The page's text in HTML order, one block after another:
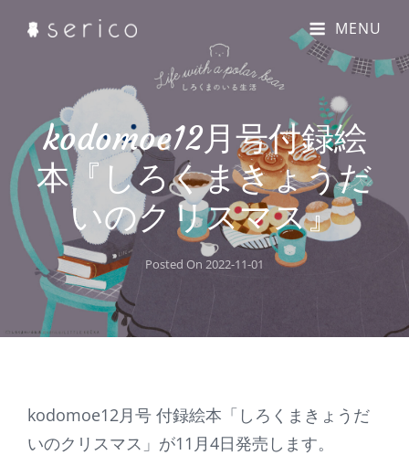
MENU
kodomoe12月号付録絵
本『しろくまきょうだ
いのクリスマス』
Posted On 2022-11-01
kodomoe12月号 付録絵本「しろくまきょうだ
いのクリスマス」が11月4日発売します。